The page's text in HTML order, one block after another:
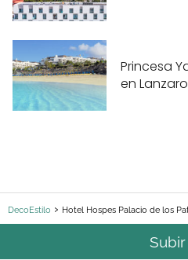
Princesa
en
DecoEstilo Hotel Hospes Palacio de los
Subir